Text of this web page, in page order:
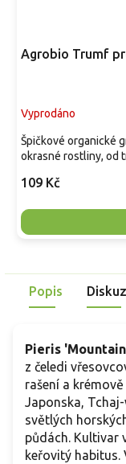
Agrobio Trumf
Vyprodáno
109 Kč
Špičkové organické
okrasné rostliny, od
Popis
Pieris
z čeledi
rašení a
Japonska,
světlých
půdách. Kultivar
keřovitý habitus.